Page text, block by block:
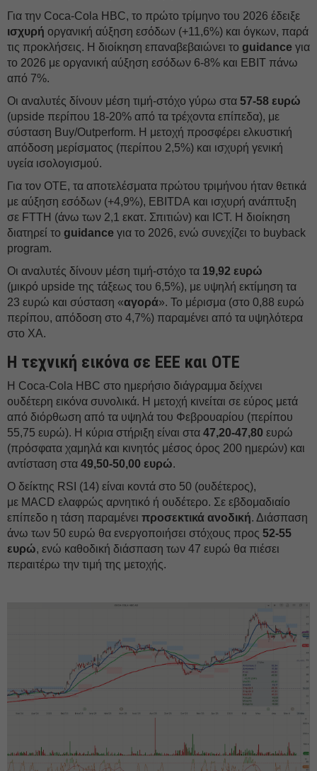
Για την Coca-Cola HBC, το πρώτο τρίμηνο του 2026 έδειξε
ισχυρή οργανική αύξηση εσόδων (+11,6%) και όγκων, παρά
τις προκλήσεις. Η διοίκηση επαναβεβαιώνει το guidance για
το 2026 με οργανική αύξηση εσόδων 6-8% και EBIT πάνω
από 7%.
Οι αναλυτές δίνουν μέση τιμή-στόχο γύρω στα 57-58 ευρώ
(upside περίπου 18-20% από τα τρέχοντα επίπεδα), με
σύσταση Buy/Outperform. Η μετοχή προσφέρει ελκυστική
απόδοση μερίσματος (περίπου 2,5%) και ισχυρή γενική
υγεία ισολογισμού.
Για τον OΤΕ, τα αποτελέσματα πρώτου τριμήνου ήταν θετικά
με αύξηση εσόδων (+4,9%), EBITDA και ισχυρή ανάπτυξη
σε FTTH (άνω των 2,1 εκατ. Σπιτιών) και ICT. Η διοίκηση
διατηρεί το guidance για το 2026, ενώ συνεχίζει το buyback
program.
Οι αναλυτές δίνουν μέση τιμή-στόχο τα 19,92 ευρώ
(μικρό upside της τάξεως του 6,5%), με υψηλή εκτίμηση τα
23 ευρώ και σύσταση «αγορά». Το μέρισμα (στο 0,88 ευρώ
περίπου, απόδοση στο 4,7%) παραμένει από τα υψηλότερα
στο ΧΑ.
Η τεχνική εικόνα σε ΕΕΕ και OΤΕ
Η Coca-Cola HBC στο ημερήσιο διάγραμμα δείχνει
ουδέτερη εικόνα συνολικά. Η μετοχή κινείται σε εύρος μετά
από διόρθωση από τα υψηλά του Φεβρουαρίου (περίπου
55,75 ευρώ). Η κύρια στήριξη είναι στα 47,20-47,80 ευρώ
(πρόσφατα χαμηλά και κινητός μέσος όρος 200 ημερών) και
αντίσταση στα 49,50-50,00 ευρώ.
Ο δείκτης RSI (14) είναι κοντά στο 50 (ουδέτερος),
με MACD ελαφρώς αρνητικό ή ουδέτερο. Σε εβδομαδιαίο
επίπεδο η τάση παραμένει προσεκτικά ανοδική. Διάσπαση
άνω των 50 ευρώ θα ενεργοποιήσει στόχους προς 52-55
ευρώ, ενώ καθοδική διάσπαση των 47 ευρώ θα πιέσει
περαιτέρω την τιμή της μετοχής.